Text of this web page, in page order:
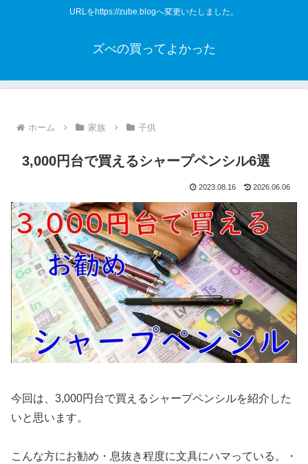
URLをhttps://zube.blogへ変更いたしました。
ズべの買ってよかった
ホーム 家族 子供
3,000円台で買えるシャープペンシル6選
2023.08.16 2026.06.06
今回は、3,000円台で買えるシャープペンシルを紹介した
いと思います。
こんな方にお勧め・息抜き程度に文具にハマっている。・